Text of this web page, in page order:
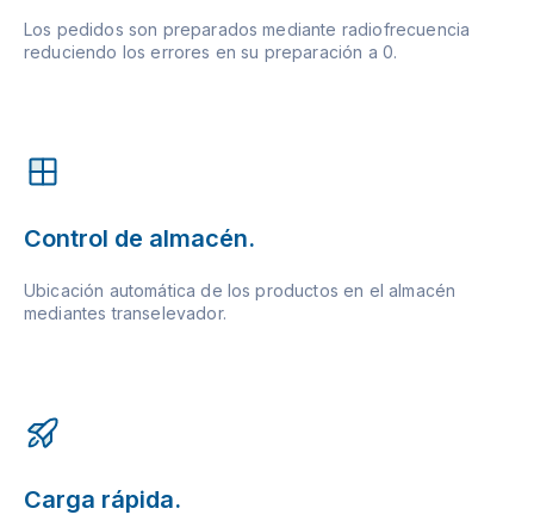
Los pedidos son preparados mediante radiofrecuencia
reduciendo los errores en su preparación a 0.
Control de almacén.
Ubicación automática de los productos en el almacén
mediantes transelevador.
Carga rápida.